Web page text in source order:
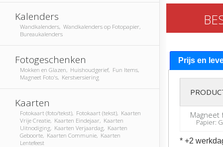
Kalenders
Wandkalenders, Wandkalenders op Fotopapier,
Bureaukalenders
Fotogeschenken
Mokken en Glazen, Huishoudgerief, Fun Items,
Magneet Foto's, Kerstversiering
Kaarten
Fotokaart (foto/tekst), Fotokaart (tekst), Kaarten
Vrije Creatie, Kaarten Eindejaar, Kaarten
Uitnodiging, Kaarten Verjaardag, Kaarten
Geboorte, Kaarten Communie, Kaarten
Lentefeest
Prijs en
Magneet
Papier:
* +2